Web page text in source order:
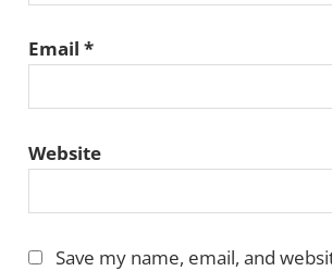
Email *
Website
Save my name, email, and